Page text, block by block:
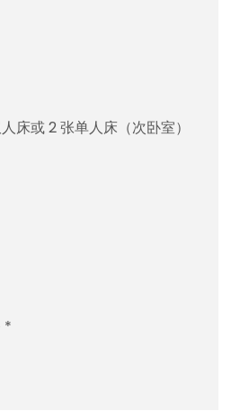
床或 2 张单人床（次卧室）
*